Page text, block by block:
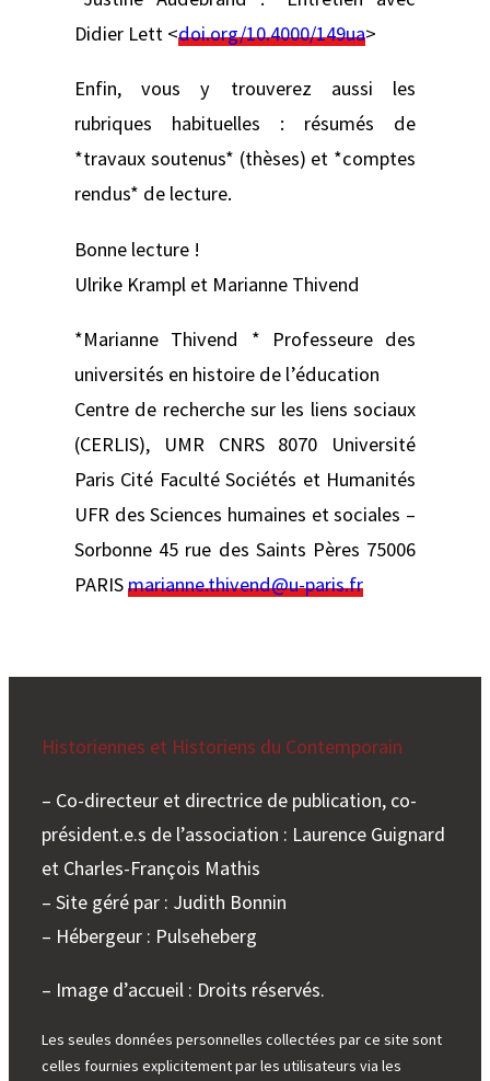
Didier Lett <doi.org/10.4000/149ua>
Enfin, vous y trouverez aussi les
rubriques habituelles : résumés de
*travaux soutenus* (thèses) et *comptes
rendus* de lecture.
Bonne lecture !
Ulrike Krampl et Marianne Thivend
*Marianne Thivend * Professeure des
universités en histoire de l’éducation
Centre de recherche sur les liens sociaux
(CERLIS), UMR CNRS 8070 Université
Paris Cité Faculté Sociétés et Humanités
UFR des Sciences humaines et sociales –
Sorbonne 45 rue des Saints Pères 75006
PARISmarianne.thivend@u-paris.fr
Historiennes et Historiens du Contemporain
– Co-directeur et directrice de publication, co-
président.e.s de l’association : Laurence Guignard
et Charles-François Mathis
– Site géré par : Judith Bonnin
– Hébergeur : Pulseheberg
– Image d’accueil : Droits réservés.
Les seules données personnelles collectées par ce site sont
celles fournies explicitement par les utilisateurs via les